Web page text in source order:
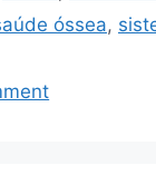
óssea,